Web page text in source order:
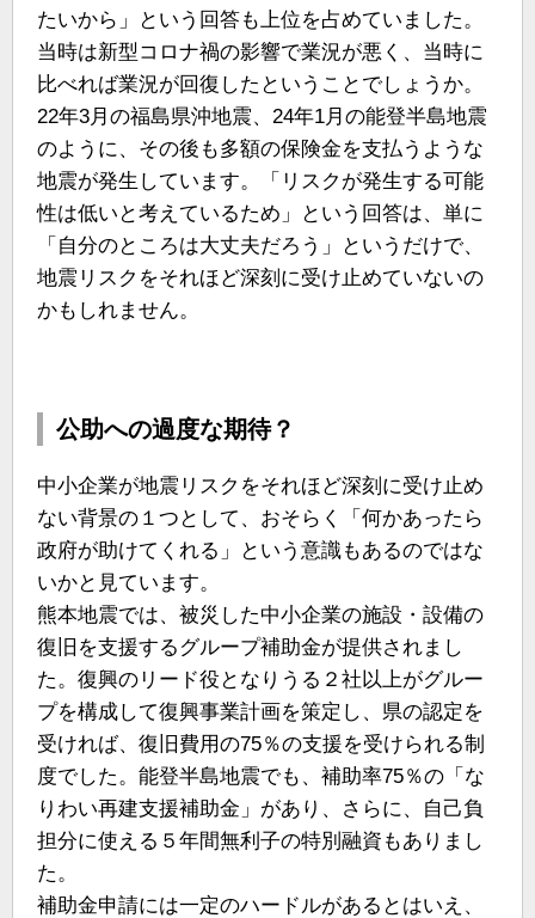
たいから」という回答も上位を占めていました。
当時は新型コロナ禍の影響で業況が悪く、当時に
比べれば業況が回復したということでしょうか。
22年3月の福島県沖地震、24年1月の能登半島地震
のように、その後も多額の保険金を支払うような
地震が発生しています。「リスクが発生する可能
性は低いと考えているため」という回答は、単に
「自分のところは大丈夫だろう」というだけで、
地震リスクをそれほど深刻に受け止めていないの
かもしれません。
公助への過度な期待？
中小企業が地震リスクをそれほど深刻に受け止め
ない背景の１つとして、おそらく「何かあったら
政府が助けてくれる」という意識もあるのではな
いかと見ています。
熊本地震では、被災した中小企業の施設・設備の
復旧を支援するグループ補助金が提供されまし
た。復興のリード役となりうる２社以上がグルー
プを構成して復興事業計画を策定し、県の認定を
受ければ、復旧費用の75％の支援を受けられる制
度でした。能登半島地震でも、補助率75％の「な
りわい再建支援補助金」があり、さらに、自己負
担分に使える５年間無利子の特別融資もありまし
た。
補助金申請には一定のハードルがあるとはいえ、